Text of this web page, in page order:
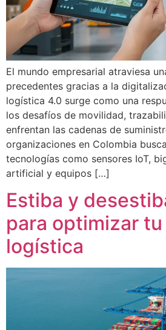
El mundo empresarial atraviesa
precedentes gracias a la
logística 4.0 surge como una
los desafíos de movilidad,
enfrentan las cadenas de
organizaciones en Colombia
tecnologías como sensores IoT,
artificial y equipos […]
Estiba y
para optimizar
logística